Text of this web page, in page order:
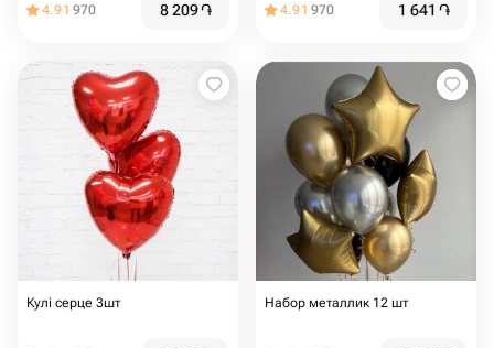
4.91 970 8 209֏ 4.91 970 1 641 ֏
Кулі серце 3шт Набор металлик 12 шт